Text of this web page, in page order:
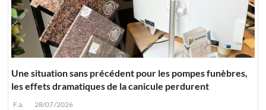
Une situation sans précédent pour les pompes funèbres,
les effets dramatiques de la canicule perdurent
F.a. 28/07/2026